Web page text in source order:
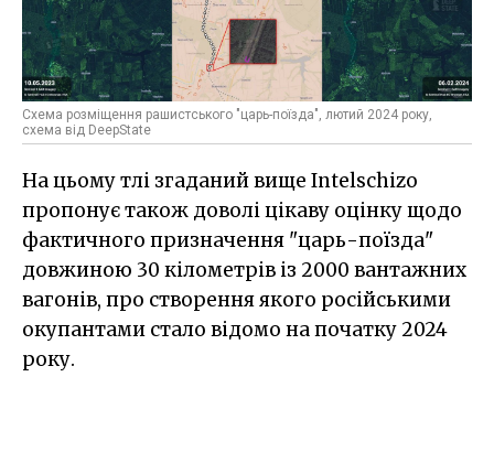
Схема розміщення рашистського "царь-поїзда", лютий 2024 року,
схема від DeepState
На цьому тлі згаданий вище Intelschizo
пропонує також доволі цікаву оцінку щодо
фактичного призначення "царь-поїзда"
довжиною 30 кілометрів із 2000 вантажних
вагонів, про створення якого російськими
окупантами стало відомо на початку 2024
року.